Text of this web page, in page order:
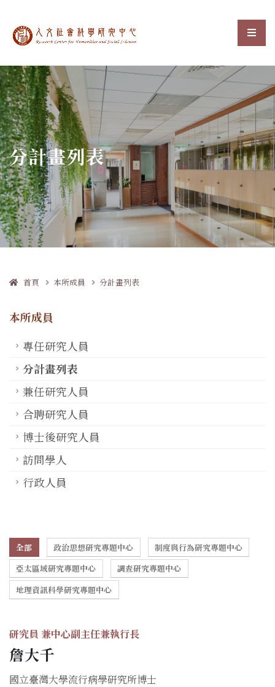
中央研究院人文社會科選
:::
分計畫列表
首頁 本所成員 分計畫列表
本所成員
專任研究人員
分計畫列表
兼任研究人員
合聘研究人員
博士後研究人員
訪問學人
行政人員
全部 政治思想研究專題中心
制度與行為研究專題中心
亞太區域研究專題中心
調查研究專題中心
地理資訊科學研究專題中心
研究員 兼中心副主任兼執行長
詹大千
國立臺灣大學流行病學研究所博士